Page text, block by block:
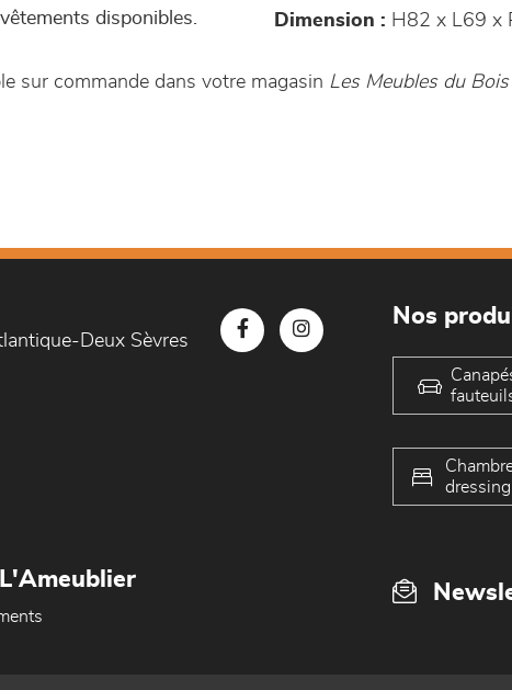
disponibles.
Dimension : H82 x L69 x
sur commande dans votre magasin Les Meubles du Bois
Deux Sèvres
Nos
dressing